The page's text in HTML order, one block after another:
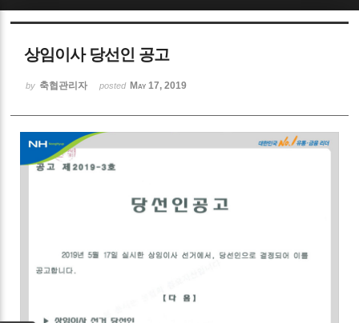
상임이사 당선인 공고
by 축협관리자 posted May 17, 2019
Sketchbook5, 스케치북5
Sketchbook5, 스케치북5